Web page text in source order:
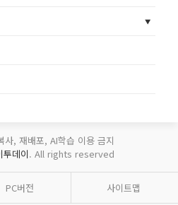
사, 재배포, AI학습 이용 금지
투데이. All rights reserved
PC버전 사이트맵